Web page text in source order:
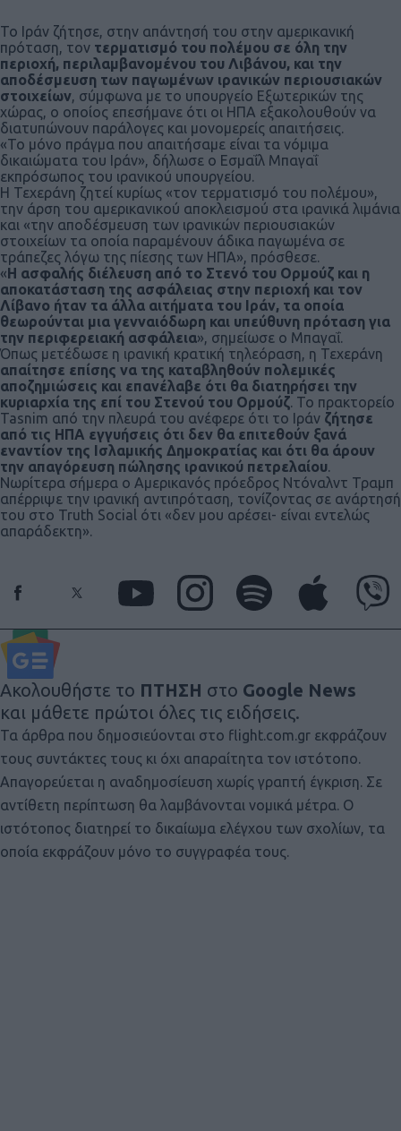
Το Ιράν ζήτησε, στην απάντησή του στην αμερικανική
πρόταση, τον τερματισμό του πολέμου σε όλη την
περιοχή, περιλαμβανομένου του Λιβάνου, και την
αποδέσμευση των παγωμένων ιρανικών περιουσιακών
στοιχείων, σύμφωνα με το υπουργείο Εξωτερικών της
χώρας, ο οποίος επεσήμανε ότι οι ΗΠΑ εξακολουθούν να
διατυπώνουν παράλογες και μονομερείς απαιτήσεις.
«Το μόνο πράγμα που απαιτήσαμε είναι τα νόμιμα
δικαιώματα του Ιράν», δήλωσε ο Εσμαΐλ Μπαγαΐ
εκπρόσωπος του ιρανικού υπουργείου.
Η Τεχεράνη ζητεί κυρίως «τον τερματισμό του πολέμου»,
την άρση του αμερικανικού αποκλεισμού στα ιρανικά λιμάνια
και «την αποδέσμευση των ιρανικών περιουσιακών
στοιχείων τα οποία παραμένουν άδικα παγωμένα σε
τράπεζες λόγω της πίεσης των ΗΠΑ», πρόσθεσε.
«Η ασφαλής διέλευση από το Στενό του Ορμούζ και η
αποκατάσταση της ασφάλειας στην περιοχή και τον
Λίβανο ήταν τα άλλα αιτήματα του Ιράν, τα οποία
θεωρούνται μια γενναιόδωρη και υπεύθυνη πρόταση για
την περιφερειακή ασφάλεια», σημείωσε ο Μπαγαΐ.
Όπως μετέδωσε η ιρανική κρατική τηλεόραση, η Τεχεράνη
απαίτησε επίσης να της καταβληθούν πολεμικές
αποζημιώσεις και επανέλαβε ότι θα διατηρήσει την
κυριαρχία της επί του Στενού του Ορμούζ. Το πρακτορείο
Tasnim από την πλευρά του ανέφερε ότι το Ιράν ζήτησε
από τις ΗΠΑ εγγυήσεις ότι δεν θα επιτεθούν ξανά
εναντίον της Ισλαμικής Δημοκρατίας και ότι θα άρουν
την απαγόρευση πώλησης ιρανικού πετρελαίου.
Νωρίτερα σήμερα ο Αμερικανός πρόεδρος Ντόναλντ Τραμπ
απέρριψε την ιρανική αντιπρόταση, τονίζοντας σε ανάρτησή
του στο Truth Social ότι «δεν μου αρέσει- είναι εντελώς
απαράδεκτη».
Ακολουθήστε το ΠΤΗΣΗ στο Google News
και μάθετε πρώτοι όλες τις ειδήσεις.
Τα άρθρα που δημοσιεύονται στο flight.com.gr εκφράζουν
τους συντάκτες τους κι όχι απαραίτητα τον ιστότοπο.
Απαγορεύεται η αναδημοσίευση χωρίς γραπτή έγκριση. Σε
αντίθετη περίπτωση θα λαμβάνονται νομικά μέτρα. Ο
ιστότοπος διατηρεί το δικαίωμα ελέγχου των σχολίων, τα
οποία εκφράζουν μόνο το συγγραφέα τους.